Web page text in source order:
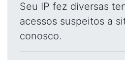
Seu IP fez diversas
acessos suspeitos a
conosco.